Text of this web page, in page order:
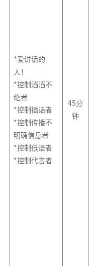
*爱讲话的
人！
*控制滔滔不
绝者
*控制插话者
*控制传播不
明确信息者
*控制低语者
*控制代言者
45分
钟